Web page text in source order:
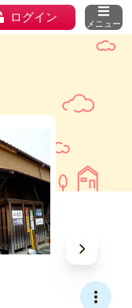
ログイン メニュー